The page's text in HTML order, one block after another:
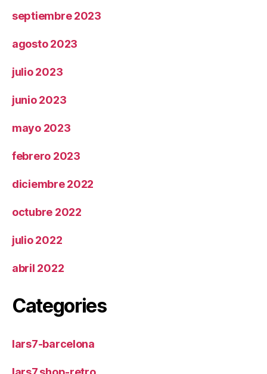
septiembre 2023
agosto 2023
julio 2023
junio 2023
mayo 2023
febrero 2023
diciembre 2022
octubre 2022
julio 2022
abril 2022
Categories
lars7-barcelona